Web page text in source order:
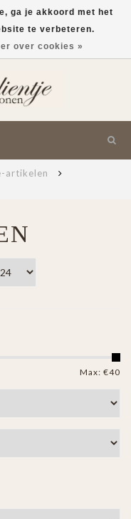
artikelen
Max: €40
ga je akkoord met het
te verbeteren.
over cookies »